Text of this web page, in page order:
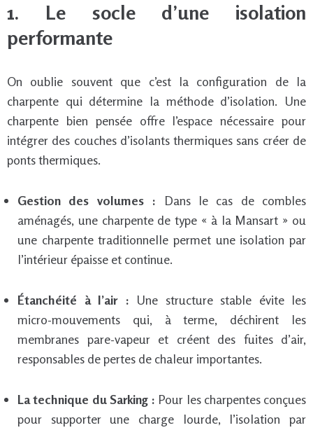
1. Le socle d’une isolation
performante
On oublie souvent que c’est la configuration de la
charpente qui détermine la méthode d’isolation. Une
charpente bien pensée offre l’espace nécessaire pour
intégrer des couches d’isolants thermiques sans créer de
ponts thermiques.
Gestion des volumes : Dans le cas de combles
aménagés, une charpente de type « à la Mansart » ou
une charpente traditionnelle permet une isolation par
l’intérieur épaisse et continue.
Étanchéité à l’air : Une structure stable évite les
micro-mouvements qui, à terme, déchirent les
membranes pare-vapeur et créent des fuites d’air,
responsables de pertes de chaleur importantes.
La technique du Sarking : Pour les charpentes conçues
pour supporter une charge lourde, l’isolation par